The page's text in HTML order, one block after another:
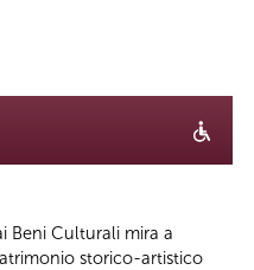
Beni Culturali mira a
storico-artistico